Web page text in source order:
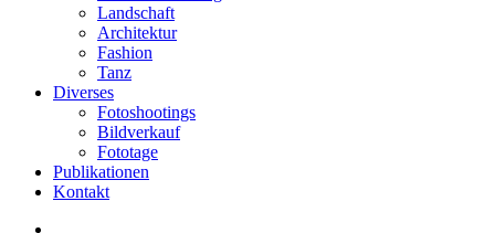
Landschaft
Architektur
Fashion
Tanz
Diverses
Fotoshootings
Bildverkauf
Fototage
Publikationen
Kontakt